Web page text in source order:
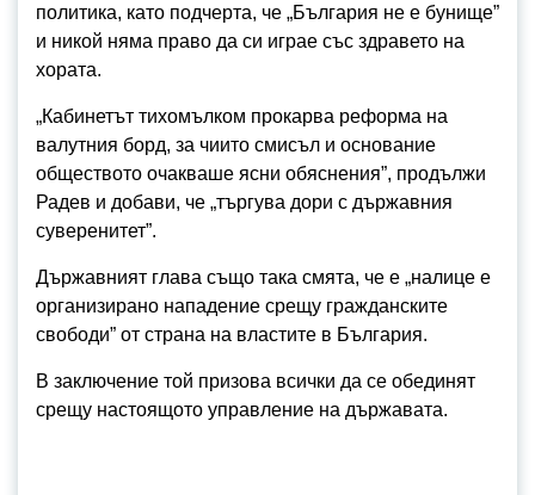
политика, като подчерта, че „България не е бунище”
и никой няма право да си играе със здравето на
хората.
„Кабинетът тихомълком прокарва реформа на
валутния борд, за чиито смисъл и основание
обществото очакваше ясни обяснения”, продължи
Радев и добави, че „търгува дори с държавния
суверенитет”.
Държавният глава също така смята, че е „налице е
организирано нападение срещу гражданските
свободи” от страна на властите в България.
В заключение той призова всички да се обединят
срещу настоящото управление на държавата.